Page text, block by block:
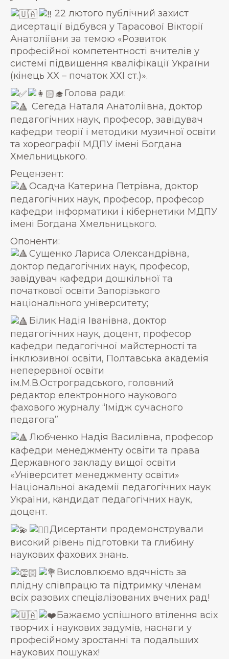
22 лютого публічний захист
дисертації відбувся у Тарасової Вікторії
Анатоліївни за темою «Розвиток
професійної компетентності вчителів у
системі підвищення кваліфікації України
(кінець ХХ – початок ХХІ ст.)».
Голова ради:
Сегеда Наталя Анатоліївна, доктор
педагогічних наук, професор, завідувач
кафедри теорії і методики музичної освіти
та хореографії МДПУ імені Богдана
Хмельницького.
Рецензент:
Осадча Катерина Петрівна, доктор
педагогічних наук, професор, професор
кафедри інформатики і кібернетики МДПУ
імені Богдана Хмельницького.
Опоненти:
Сущенко Лариса Олександрівна,
доктор педагогічних наук, професор,
завідувач кафедри дошкільної та
початкової освіти Запорізького
національного університету;
Білик Надія Іванівна, доктор
педагогічних наук, доцент, професор
кафедри педагогічної майстерності та
інклюзивної освіти, Полтавська академія
неперервної освіти
ім.М.В.Остроградського, головний
редактор електронного наукового
фахового журналу “Імідж сучасного
педагога”
Любченко Надія Василівна, професор
кафедри менеджменту освіти та права
Державного закладу вищої освіти
«Університет менеджменту освіти»
Національної академії педагогічних наук
України, кандидат педагогічних наук,
доцент.
Дисертанти продемонстрували
високий рівень підготовки та глибину
наукових фахових знань.
Висловлюємо вдячність за
плідну співпрацю та підтримку членам
всіх разових спеціалізованих вчених рад!
Бажаємо успішного втілення всіх
творчих і наукових задумів, наснаги у
професійному зростанні та подальших
наукових пошуках!